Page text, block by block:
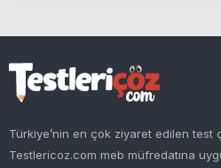
Türkiye’nin en çok ziyaret edilen test
Testlericoz.com meb müfredatına